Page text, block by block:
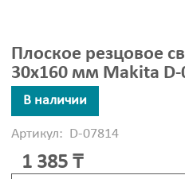
Плоское резцовое
30x160 мм Makita D-
В наличии
Артикул: D-07814
1 385 ₸